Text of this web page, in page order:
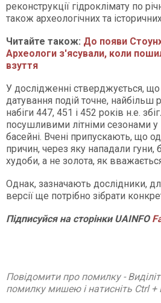
реконструкції гідроклімату по
також археологічних та
Читайте також: До появи
Археологи з'ясували, коли
взуття
У дослідженні стверджується,
датування подій точне, найбільш
набіги 447, 451 і 452 років н.е.
посушливими літніми сезонами
басейні. Вчені припускають, що
причин, через яку нападали гуни,
худоби, а не золота, як
Однак, зазначають дослідники,
версії ще потрібно зібрати
Підписуйся на сторінки UAINFO
Повідомити про помилку -
помилку мишею і натисніть Ctrl +